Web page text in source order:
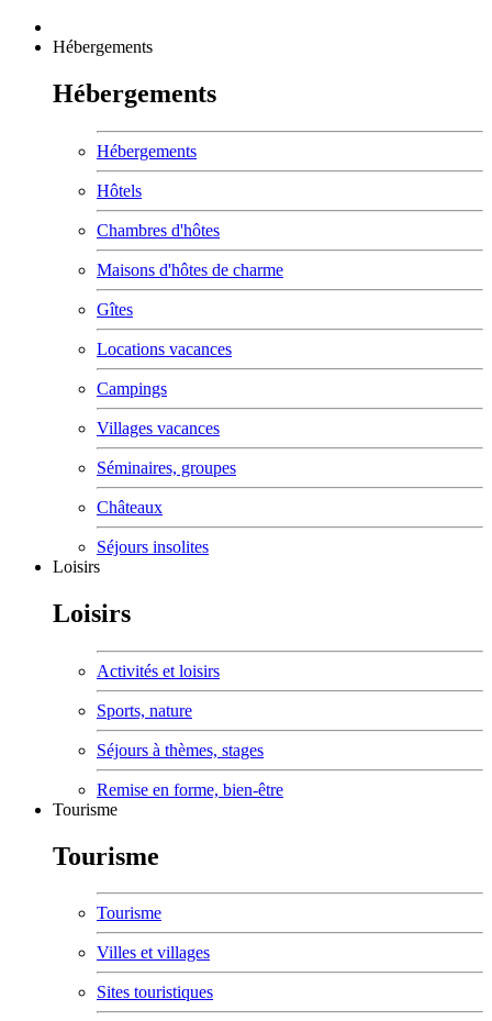
Hébergements
Hébergements
Hébergements
Hôtels
Chambres d'hôtes
Maisons d'hôtes de charme
Gîtes
Locations vacances
Campings
Villages vacances
Séminaires, groupes
Châteaux
Séjours insolites
Loisirs
Loisirs
Activités et loisirs
Sports, nature
Séjours à thèmes, stages
Remise en forme, bien-être
Tourisme
Tourisme
Tourisme
Villes et villages
Sites touristiques